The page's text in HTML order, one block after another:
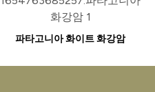
파타고니아 화이트 화강암